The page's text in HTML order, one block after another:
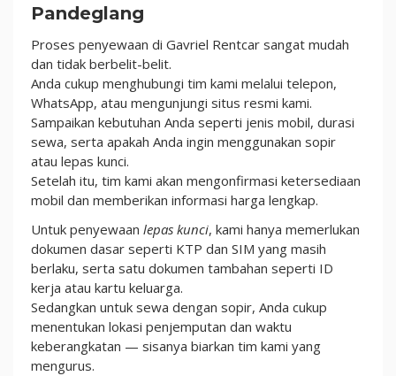
Pandeglang
Proses penyewaan di Gavriel Rentcar sangat mudah
dan tidak berbelit-belit.
Anda cukup menghubungi tim kami melalui telepon,
WhatsApp, atau mengunjungi situs resmi kami.
Sampaikan kebutuhan Anda seperti jenis mobil, durasi
sewa, serta apakah Anda ingin menggunakan sopir
atau lepas kunci.
Setelah itu, tim kami akan mengonfirmasi ketersediaan
mobil dan memberikan informasi harga lengkap.
Untuk penyewaan lepas kunci, kami hanya memerlukan
dokumen dasar seperti KTP dan SIM yang masih
berlaku, serta satu dokumen tambahan seperti ID
kerja atau kartu keluarga.
Sedangkan untuk sewa dengan sopir, Anda cukup
menentukan lokasi penjemputan dan waktu
keberangkatan — sisanya biarkan tim kami yang
mengurus.